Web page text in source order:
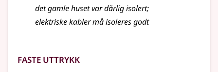
det gamle huset var dårlig isolert;
elektriske kabler måisoleresgodt
Faste uttrykk